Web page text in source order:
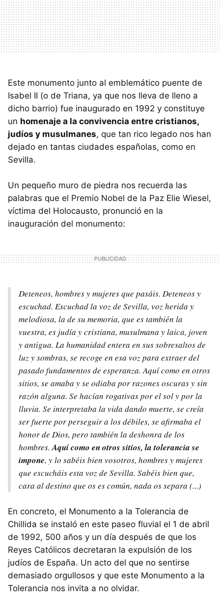
Este monumento junto al emblemático puente de
Isabel II (o de Triana, ya que nos lleva de lleno a
dicho barrio) fue inaugurado en 1992 y constituye
un homenaje a la convivencia entre cristianos,
judíos y musulmanes, que tan rico legado nos han
dejado en tantas ciudades españolas, como en
Sevilla.
Un pequeño muro de piedra nos recuerda las
palabras que el Premio Nobel de la Paz Elie Wiesel,
víctima del Holocausto, pronunció en la
inauguración del monumento:
Deteneos, hombres y mujeres que pasáis. Deteneos y
escuchad. Escuchad la voz de Sevilla, voz herida y
melodiosa, la de su memoria, que es también la
vuestra, es judía y cristiana, musulmana y laica, joven
y antigua. La humanidad entera en sus sobresaltos de
luz y sombras, se recoge en esa voz para extraer del
pasado fundamentos de esperanza. Aquí como en otros
sitios, se amaba y se odiaba por razones oscuras y sin
razón alguna. Se hacían rogativas por el sol y por la
lluvia. Se interpretaba la vida dando muerte, se creía
ser fuerte por perseguir a los débiles, se afirmaba el
honor de Dios, pero también la deshonra de los
hombres.Aquí como en otros sitios, la tolerancia se
impone, y lo sabéis bien vosotros, hombres y mujeres
que escucháis esta voz de Sevilla. Sabéis bien que,
cara al destino que os es común, nada os separa (...)
En concreto, el Monumento a la Tolerancia de
Chillida se instaló en este paseo fluvial el 1 de abril
de 1992, 500 años y un día después de que los
Reyes Católicos decretaran la expulsión de los
judíos de España. Un acto del que no sentirse
demasiado orgullosos y que este Monumento a la
Tolerancia nos invita a no olvidar.